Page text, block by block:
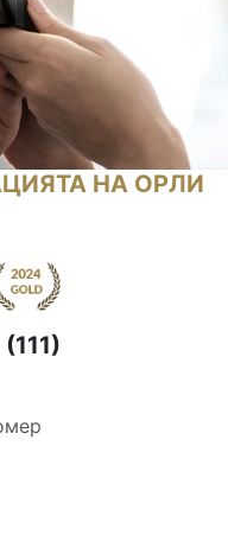
НА ОРЛИ
(111)